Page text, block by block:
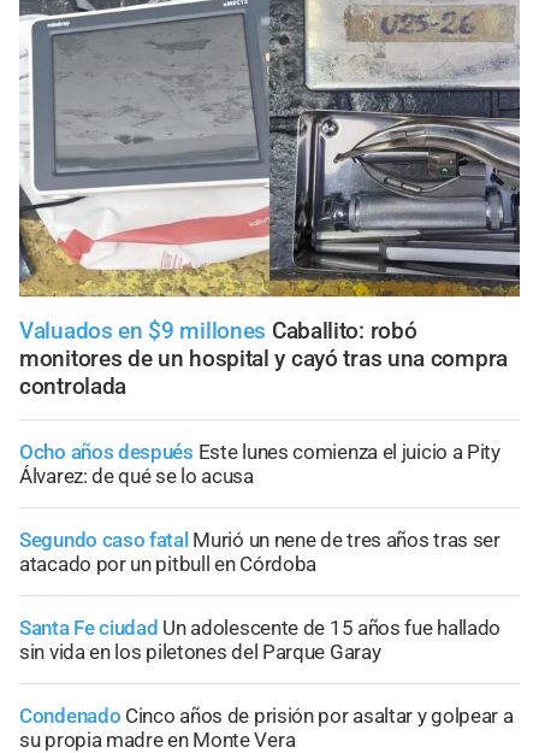
Valuados en $9 millones Caballito: robó
monitores de un hospital y cayó tras una compra
controlada
Ocho años después Este lunes comienza el juicio a Pity
Álvarez: de qué se lo acusa
Segundo caso fatal Murió un nene de tres años tras ser
atacado por un pitbull en Córdoba
Santa Fe ciudad Un adolescente de 15 años fue hallado
sin vida en los piletones del Parque Garay
Condenado Cinco años de prisión por asaltar y golpear a
su propia madre en Monte Vera